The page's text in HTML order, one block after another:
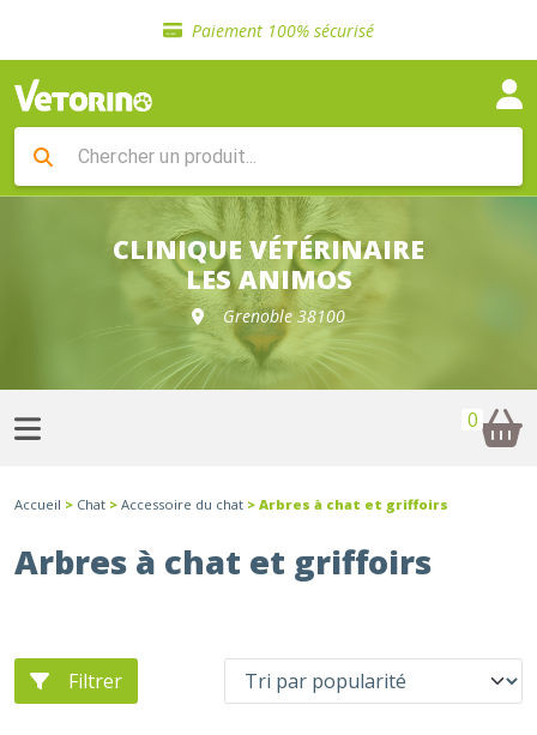
Paiement 100% sécurisé
Livraison gratuite en clinique vétérinaire
Sélection de croquettes vétérinaire
Livraison gratuite en clinique vétérinaire
Retour gratuit en clinique
Sélection de croquettes vétérinaire
CLINIQUE VÉTÉRINAIRE
LES ANIMOS
Grenoble 38100
0
Accueil > Chat > Accessoire du chat > Arbres à chat et griffoirs
Arbres à chat et griffoirs
Filtrer